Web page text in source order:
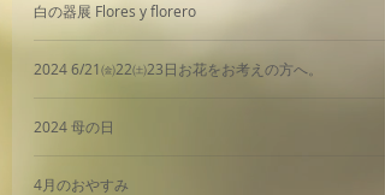
白の器展 Flores y florero
2024 6/21㈮22㈯23日お花をお考えの方へ。
2024 母の日
4月のおやすみ